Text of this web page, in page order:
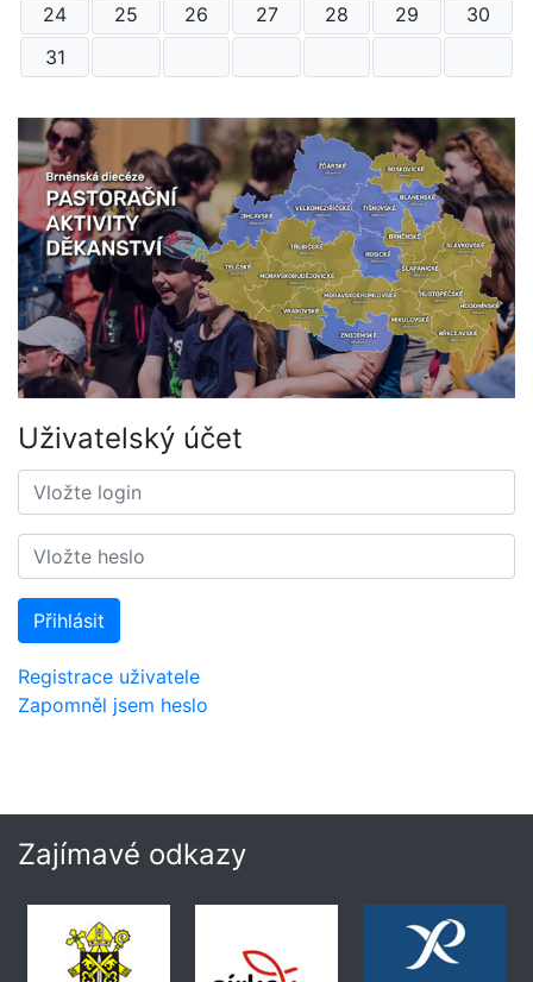
24
25 26 27 28 29
30
31
Uživatelský účet
Přihlásit
Registrace uživatele
Zapomněl jsem heslo
Zajímavé odkazy